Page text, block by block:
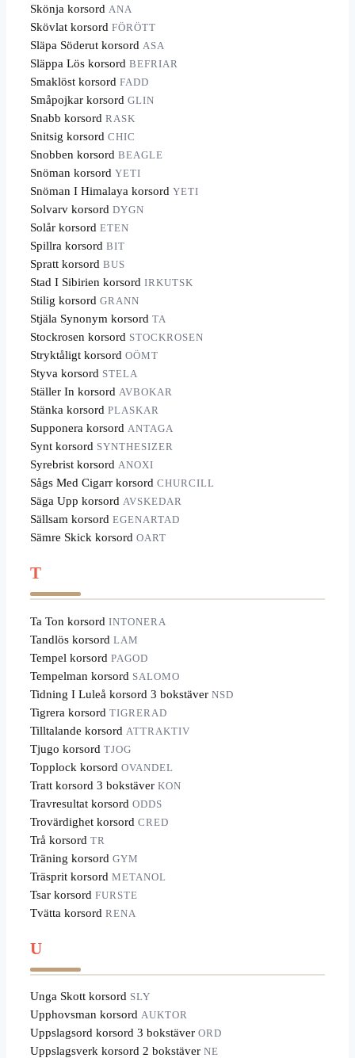
Skönja korsord ANA
Skövlat korsord FÖRÖTT
Släpa Söderut korsord ASA
Släppa Lös korsord BEFRIAR
Smaklöst korsord FADD
Småpojkar korsord GLIN
Snabb korsord RASK
Snitsig korsord CHIC
Snobben korsord BEAGLE
Snöman korsord YETI
Snöman I Himalaya korsord YETI
Solvarv korsord DYGN
Solår korsord ETEN
Spillra korsord BIT
Spratt korsord BUS
Stad I Sibirien korsord IRKUTSK
Stilig korsord GRANN
Stjäla Synonym korsord TA
Stockrosen korsord STOCKROSEN
Stryktåligt korsord OÖMT
Styva korsord STELA
Ställer In korsord AVBOKAR
Stänka korsord PLASKAR
Supponera korsord ANTAGA
Synt korsord SYNTHESIZER
Syrebrist korsord ANOXI
Sågs Med Cigarr korsord CHURCILL
Säga Upp korsord AVSKEDAR
Sällsam korsord EGENARTAD
Sämre Skick korsord OART
T
Ta Ton korsord INTONERA
Tandlös korsord LAM
Tempel korsord PAGOD
Tempelman korsord SALOMO
Tidning I Luleå korsord 3 bokstäver NSD
Tigrera korsord TIGRERAD
Tilltalande korsord ATTRAKTIV
Tjugo korsord TJOG
Topplock korsord OVANDEL
Tratt korsord 3 bokstäver KON
Travresultat korsord ODDS
Trovärdighet korsord CRED
Trå korsord TR
Träning korsord GYM
Träsprit korsord METANOL
Tsar korsord FURSTE
Tvätta korsord RENA
U
Unga Skott korsord SLY
Upphovsman korsord AUKTOR
Uppslagsord korsord 3 bokstäver ORD
Uppslagsverk korsord 2 bokstäver NE